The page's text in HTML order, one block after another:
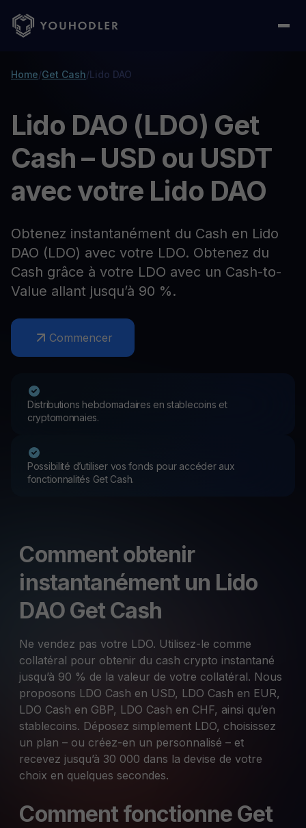
Home/Get Cash/Lido DAO
Lido DAO (LDO) Get
Cash – USD ou USDT
avec votre Lido DAO
Obtenez instantanément du Cash en Lido
DAO (LDO) avec votre LDO. Obtenez du
Cash grâce à votre LDO avec un Cash-to-
Value allant jusqu’à 90 %.
Commencer
Distributions hebdomadaires en stablecoins et
cryptomonnaies.
Possibilité d’utiliser vos fonds pour accéder aux
fonctionnalités Get Cash.
Comment obtenir
instantanément un Lido
DAO Get Cash
Ne vendez pas votre LDO. Utilisez-le comme
collatéral pour obtenir du cash crypto instantané
jusqu’à 90 % de la valeur de votre collatéral. Nous
proposons LDO Cash en USD, LDO Cash en EUR,
LDO Cash en GBP, LDO Cash en CHF, ainsi qu’en
stablecoins. Déposez simplement LDO, choisissez
un plan – ou créez-en un personnalisé – et
recevez jusqu’à 30 000 dans la devise de votre
choix en quelques secondes.
Comment fonctionne Get